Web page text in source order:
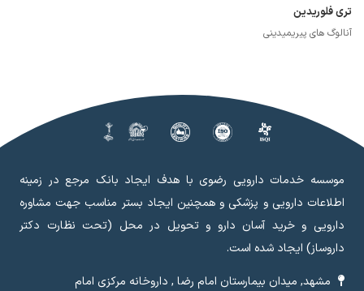
تری فلوریدین
آنالوگ های پیریمیدینی
موسسه خدمات دارویی رضوی با هدف ایجاد بانک مرجع در زمینه
اطلاعات دارویی و پزشکی و همچنین ایجاد بستر مناسب جهت مشاوره
دارویی و خرید آسان دارو و تحویل در محل (تحت نظارت دکتر
داروساز) ایجاد شده است.
مشهد, میدان بیمارستان امام رضا , داروخانه مرکزی امام